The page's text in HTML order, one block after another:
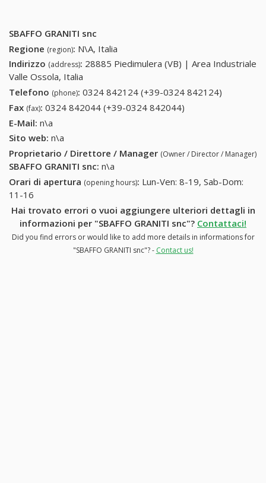
SBAFFO GRANITI snc
Regione (region): N\A, Italia
Indirizzo (address): 28885 Piedimulera (VB) | Area Industriale
Valle Ossola, Italia
Telefono (phone): 0324 842124 (+39-0324 842124)
Fax (fax): 0324 842044 (+39-0324 842044)
E-Mail: n\a
Sito web: n\a
Proprietario / Direttore / Manager (Owner / Director / Manager)
SBAFFO GRANITI snc: n\a
Orari di apertura (opening hours): Lun-Ven: 8-19, Sab-Dom:
11-16
Hai trovato errori o vuoi aggiungere ulteriori dettagli in
informazioni per "SBAFFO GRANITI snc"? Contattaci!
Did you find errors or would like to add more details in informations for
"SBAFFO GRANITI snc"? - Contact us!